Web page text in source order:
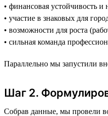
• финансовая устойчивость и
• участие в знаковых для
• возможности для роста
• сильная команда
Параллельно мы запустили
Шаг 2.
Собрав данные, мы провели